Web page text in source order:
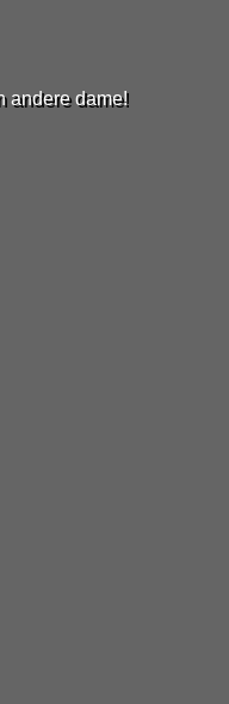
andere dame!